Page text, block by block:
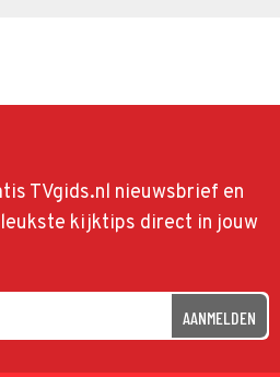
TVgids.nl nieuwsbrief en
kijktips direct in jouw
AANMELDEN